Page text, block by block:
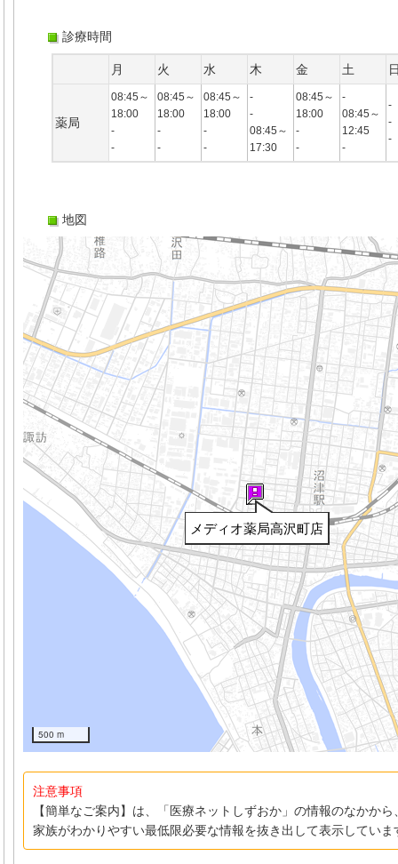
診療時間
月 火 水 木 金 土
薬局
08:45～
18:00
-
-
08:45～
18:00
-
-
08:45～
18:00
-
-
-
-
08:45～
17:30
08:45～
18:00
-
-
-
08:45～
12:45
-
-
-
-
地図
メディオ薬局高沢町店
500 m
注意事項
【簡単なご案内】は、「医療ネットしずおか」の情報のなかか
家族がわかりやすい最低限必要な情報を抜き出して表示していま